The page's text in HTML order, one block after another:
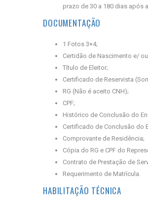
prazo de 30 a 180 dias após
DOCUMENTAÇÃO
1 Fotos 3×4;
Certidão de Nascimento e/
Título de Eleitor;
Certificado de Reservista
RG (Não é aceito CNH);
CPF;
Histórico de Conclusão do
Certificado de Conclusão do
Comprovante de Residência;
Cópia do RG e CPF do
Contrato de Prestação de
Requerimento de Matrícula.
HABILITAÇÃO TÉCNICA